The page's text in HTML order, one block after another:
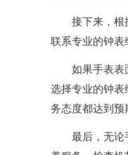
接下来，根据
联系专业的钟表
如果手表表面
选择专业的钟表
务态度都达到预
最后，无论手